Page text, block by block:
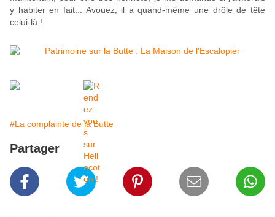
y habiter en fait... Avouez, il a quand-même une drôle de tête
celui-là !
#La complainte de la Butte
Partager